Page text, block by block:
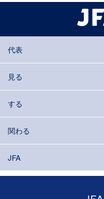
代表
見る
する
関わる
JFA